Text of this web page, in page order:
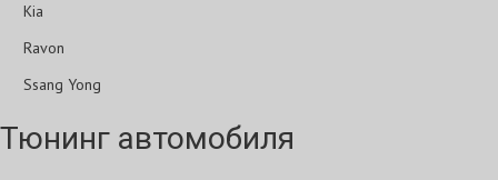
Kia
Ravon
Ssang Yong
Тюнинг автомобиля